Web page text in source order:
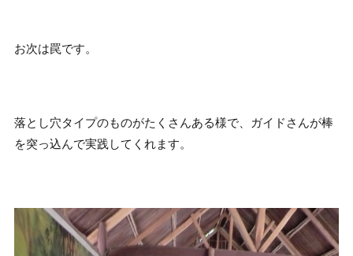
お次は罠です。
落とし穴タイプのものがたくさんある様で、ガイドさんが棒
を突っ込んで実践してくれます。